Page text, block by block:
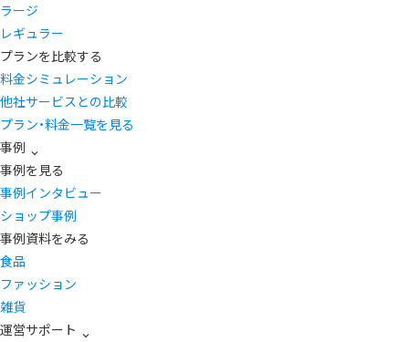
ラージ
レギュラー
プランを比較する
料金シミュレーション
他社サービスとの比較
プラン・料金一覧を見る
事例
事例を見る
事例インタビュー
ショップ事例
事例資料をみる
食品
ファッション
雑貨
運営サポート